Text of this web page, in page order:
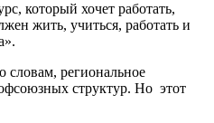
который хочет работать,
жить, учиться, работать и
региональное
структур. Но этот